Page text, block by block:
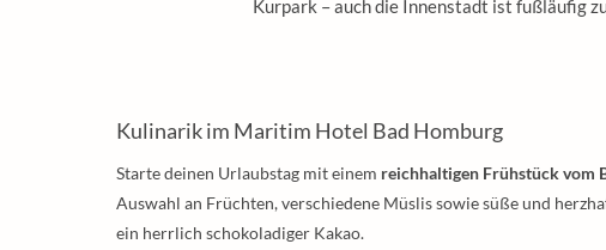
Kurpark – auch die Innenstadt ist fußläufig
Kulinarik im Maritim Hotel Bad Homburg
Starte deinen Urlaubstag mit einem reichhaltigen Frühstück vom
Auswahl an Früchten, verschiedene Müslis sowie süße und
ein herrlich schokoladiger Kakao.